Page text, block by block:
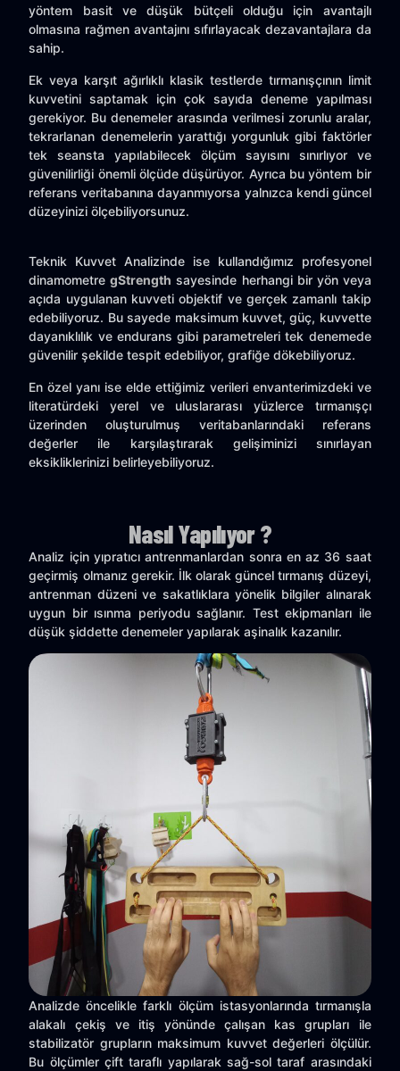
yöntem basit ve düşük bütçeli olduğu için avantajlı
olmasına rağmen avantajını sıfırlayacak dezavantajlara da
sahip.
Ek veya karşıt ağırlıklı klasik testlerde tırmanışçının limit
kuvvetini saptamak için çok sayıda deneme yapılması
gerekiyor. Bu denemeler arasında verilmesi zorunlu aralar,
tekrarlanan denemelerin yarattığı yorgunluk gibi faktörler
tek seansta yapılabilecek ölçüm sayısını sınırlıyor ve
güvenilirliği önemli ölçüde düşürüyor. Ayrıca bu yöntem bir
referans veritabanına dayanmıyorsa yalnızca kendi güncel
düzeyinizi ölçebiliyorsunuz.
Teknik Kuvvet Analizinde ise kullandığımız profesyonel
dinamometregStrength sayesinde herhangi bir yön veya
açıda uygulanan kuvveti objektif ve gerçek zamanlı takip
edebiliyoruz. Bu sayede maksimum kuvvet, güç, kuvvette
dayanıklılık ve endurans gibi parametreleri tek denemede
güvenilir şekilde tespit edebiliyor, grafiğe dökebiliyoruz.
En özel yanı ise elde ettiğimiz verileri envanterimizdeki ve
literatürdeki yerel ve uluslararası yüzlerce tırmanışçı
üzerinden oluşturulmuş veritabanlarındaki referans
değerler ile karşılaştırarak gelişiminizi sınırlayan
eksikliklerinizi belirleyebiliyoruz.
Nasıl Yapılıyor ?
Analiz için yıpratıcı antrenmanlardan sonra en az 36 saat
geçirmiş olmanız gerekir. İlk olarak güncel tırmanış düzeyi,
antrenman düzeni ve sakatlıklara yönelik bilgiler alınarak
uygun bir ısınma periyodu sağlanır. Test ekipmanları ile
düşük şiddette denemeler yapılarak aşinalık kazanılır.
Analizde öncelikle farklı ölçüm istasyonlarında tırmanışla
alakalı çekiş ve itiş yönünde çalışan kas grupları ile
stabilizatör grupların maksimum kuvvet değerleri ölçülür.
Bu ölçümler çift taraflı yapılarak sağ-sol taraf arasındaki